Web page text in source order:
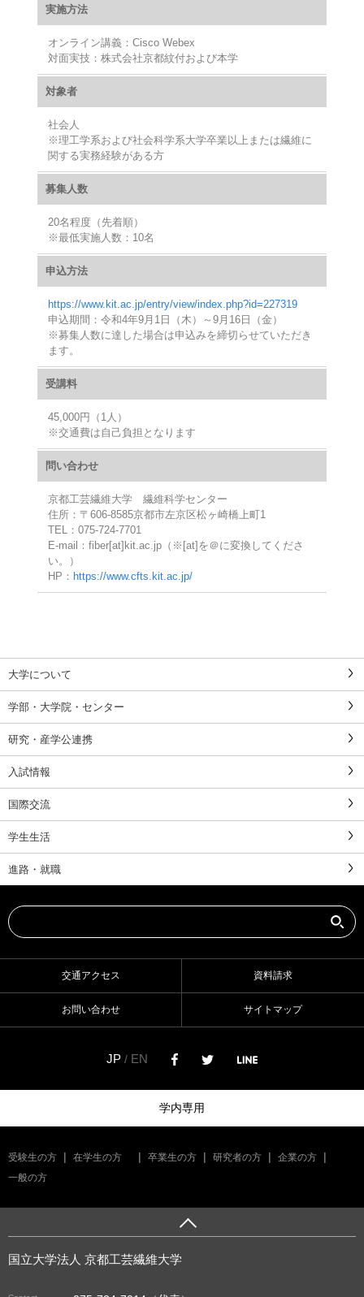
実施方法
オンライン講義：Cisco Webex
対面実技：株式会社京都紋付および本学
対象者
社会人
※理工学系および社会科学系大学卒業以上または繊維に
関する実務経験がある方
募集人数
20名程度（先着順）
※最低実施人数：10名
申込方法
https://www.kit.ac.jp/entry/view/index.php?id=227319
申込期間：令和4年9月1日（木）～9月16日（金）
※募集人数に達した場合は申込みを締切らせていただき
ます。
受講料
45,000円（1人）
※交通費は自己負担となります
問い合わせ
京都工芸繊維大学 繊維科学センター
住所：〒606-8585京都市左京区松ヶ崎橋上町1
TEL：075-724-7701
E-mail：fiber[at]kit.ac.jp（※[at]を＠に変換してくださ
い。）
HP： https://www.cfts.kit.ac.jp/
大学について
学部・大学院・センター
研究・産学公連携
入試情報
国際交流
学生生活
進路・就職
交通アクセス 資料請求
お問い合わせ サイトマップ
JP / EN
学内専用
受験生の方 在学生の方 卒業生の方 研究者の方
企業の方
一般の方
国立大学法人 京都工芸繊維大学